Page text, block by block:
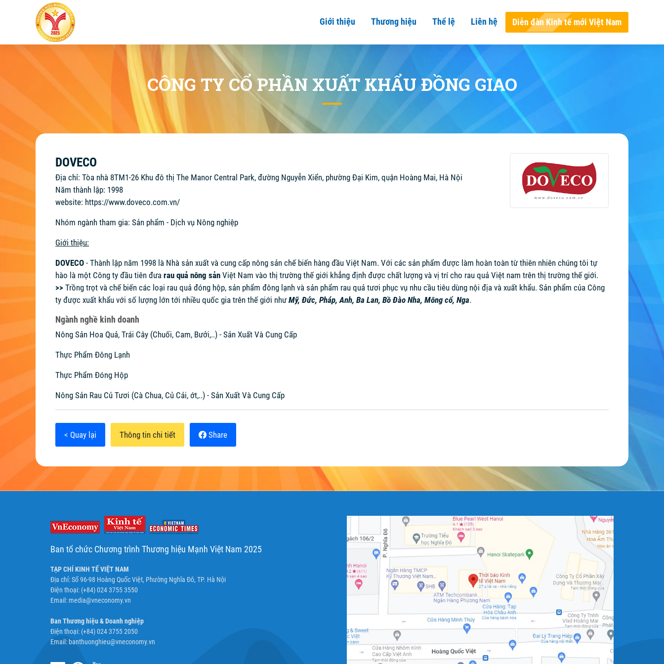
Giới thiệu Thương hiệu Thể lệ Liên hệ Diễn đàn Kinh tế mới Việt Nam
CÔNG TY CỔ PHẦN XUẤT KHẨU ĐỒNG GIAO
DOVECO
Địa chỉ: Tòa nhà 8TM1-26 Khu đô thị The Manor Central Park, đường Nguyễn Xiển, phường Đại Kim, quận Hoàng Mai, Hà Nội
Năm thành lập: 1998
website: https://www.doveco.com.vn/
Nhóm ngành tham gia: Sản phẩm - Dịch vụ Nông nghiệp
Giới thiệu:
DOVECO - Thành lập năm 1998 là Nhà sản xuất và cung cấp nông sản chế biến hàng đầu Việt Nam. Với các sản phẩm được làm hoàn toàn từ thiên nhiên chúng tôi tự
hào là một Công ty đầu tiên đưa rau quả nông sản Việt Nam vào thị trường thế giới khẳng định được chất lượng và vị trí cho rau quả Việt nam trên thị trường thế giới.
>> Trồng trọt và chế biến các loại rau quả đóng hộp, sản phẩm đông lạnh và sản phẩm rau quả tươi phục vụ nhu cầu tiêu dùng nội địa và xuất khẩu. Sản phẩm của Công
ty được xuất khẩu với số lượng lớn tới nhiều quốc gia trên thế giới nhưMỹ, Đức, Pháp, Anh, Ba Lan, Bồ Đào Nha, Mông cổ, Nga.
Ngành nghề kinh doanh
Nông Sản Hoa Quả, Trái Cây (Chuối, Cam, Bưởi,..) - Sản Xuất Và Cung Cấp
Thực Phẩm Đông Lạnh
Thực Phẩm Đóng Hộp
Nông Sản Rau Củ Tươi (Cà Chua, Củ Cải, ớt,..) - Sản Xuất Và Cung Cấp
< Quay lại Thông tin chi tiết Share
Ban tổ chức Chương trình Thương hiệu Mạnh Việt Nam 2025
TẠP CHÍ KINH TẾ VIỆT NAM
Địa chỉ: Số 96-98 Hoàng Quốc Việt, Phường Nghĩa Đô, TP. Hà Nội
Điện thoại: (+84) 024 3755 3550
Email: media@vneconomy.vn
Ban Thương hiệu & Doanh nghiệp
Điện thoại: (+84) 024 3755 2050
Email: banthuonghieu@vneconomy.vn